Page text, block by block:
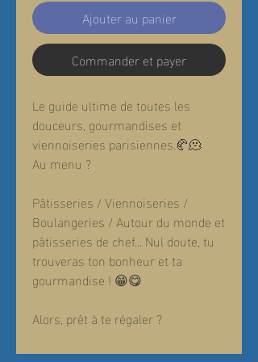
Ajouter au panier
Commander et payer
Le guide ultime de toutes les
douceurs, gourmandises et
viennoiseries parisiennes.🥐🫠
Au menu ?
Pâtisseries / Viennoiseries /
Boulangeries / Autour du monde et
pâtisseries de chef... Nul doute, tu
trouveras ton bonheur et ta
gourmandise ! 😁😋
Alors, prêt à te régaler ?